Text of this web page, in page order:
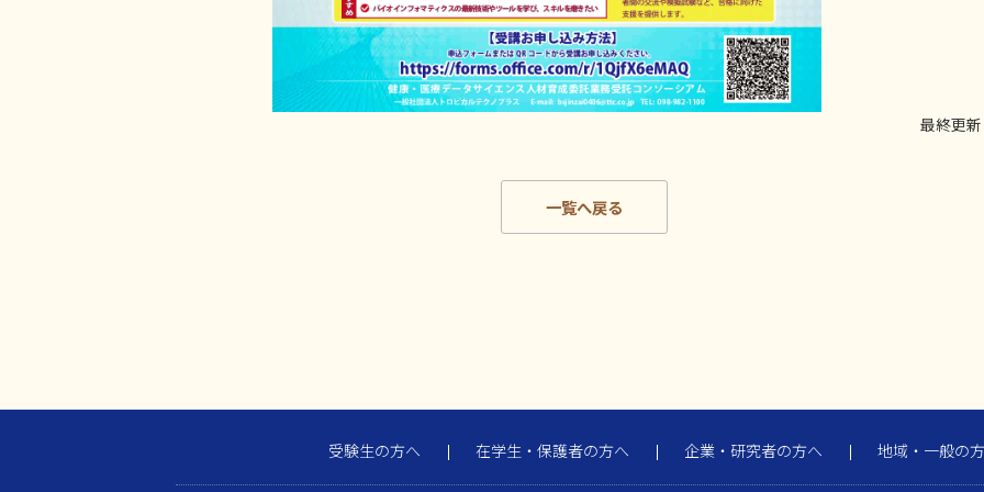
最終更
一覧へ戻る
受験生の方へ 在学生・保護者の方へ 企業・研究者の方へ 地域・一般の